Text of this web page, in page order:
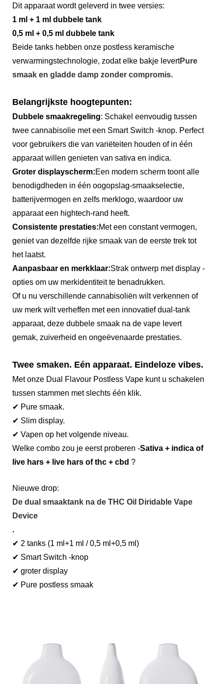
Dit apparaat wordt geleverd in twee versies:
1 ml + 1 ml dubbele tank
0,5 ml + 0,5 ml dubbele tank
Beide tanks hebben onze postless keramische
verwarmingstechnologie, zodat elke bakje levertPure
smaak en gladde damp zonder compromis.
Belangrijkste hoogtepunten:
Dubbele smaakregeling: Schakel eenvoudig tussen
twee cannabisolie met een Smart Switch -knop. Perfect
voor gebruikers die van variëteiten houden of in één
apparaat willen genieten van sativa en indica.
Groter displayscherm:Een modern scherm toont alle
benodigdheden in één oogopslag-smaakselectie,
batterijvermogen en zelfs merklogo, waardoor uw
apparaat een hightech-rand heeft.
Consistente prestaties:Met een constant vermogen,
geniet van dezelfde rijke smaak van de eerste trek tot
het laatst.
Aanpasbaar en merkklaar:Strak ontwerp met display -
opties om uw merkidentiteit te benadrukken.
Of u nu verschillende cannabisoliën wilt verkennen of
uw merk wilt verheffen met een innovatief dual-tank
apparaat, deze dubbele smaak na de vape levert
gemak, zuiverheid en ongeëvenaarde prestaties.
Twee smaken. Eén apparaat. Eindeloze vibes.
Met onze Dual Flavour Postless Vape kunt u schakelen
tussen stammen met slechts één klik.
✔ Pure smaak.
✔ Slim display.
✔ Vapen op het volgende niveau.
Welke combo zou je eerst proberen -Sativa + indica of
live hars + live hars of thc + cbd ?
Nieuwe drop:
De dual smaaktank na de THC Oil Diridable Vape
Device
.
✔ 2 tanks (1 ml+1 ml / 0,5 ml+0,5 ml)
✔ Smart Switch -knop
✔ groter display
✔ Pure postless smaak